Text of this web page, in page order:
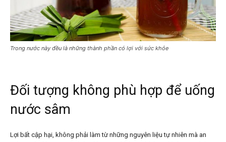
Trong nước này đều là những thành phần có lợi với sức khỏe
Đối tượng không phù hợp để uống
nước sâm
Lợi bất cập hại, không phải làm từ những nguyên liệu tự nhiên mà an